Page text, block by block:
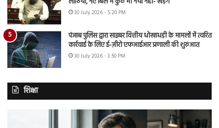
30 July 2026 - 5:20 PM
पंजाब पुलिस द्वारा साइबर वित्तीय धोखाधड़ी के मामलों में त्वरित
कार्रवाई के लिए ई-ज़ीरो एफआईआर प्रणाली की शुरुआत
30 July 2026 - 3:50 PM
शिक्षा